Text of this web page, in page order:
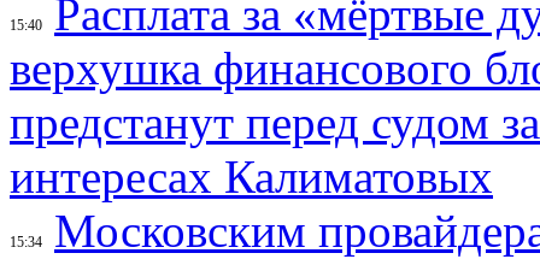
15:40
Расплата за «мёртвые
верхушка финансового
предстанут перед судом
интересах Калиматовых
15:34
Московским